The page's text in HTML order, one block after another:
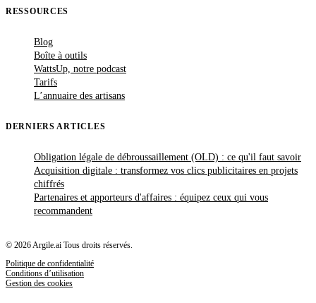
RESSOURCES
Blog
Boîte à outils
WattsUp, notre podcast
Tarifs
L’annuaire des artisans
DERNIERS ARTICLES
Obligation légale de débroussaillement (OLD) : ce qu'il faut savoir
Acquisition digitale : transformez vos clics publicitaires en projets
chiffrés
Partenaires et apporteurs d'affaires : équipez ceux qui vous
recommandent
© 2026 Argile.ai Tous droits réservés.
Politique de confidentialité
Conditions d’utilisation
Gestion des cookies